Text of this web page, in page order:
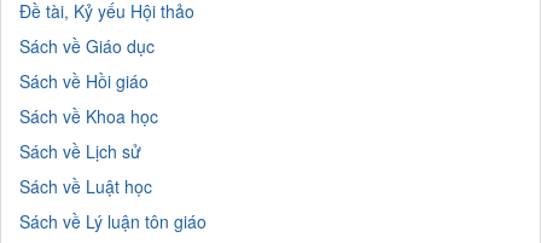
Đề tài, Kỷ yếu Hội thảo
Sách về Giáo dục
Sách về Hồi giáo
Sách về Khoa học
Sách về Lịch sử
Sách về Luật học
Sách về Lý luận tôn giáo